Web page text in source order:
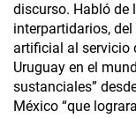
discurso. Habló de
interpartidarios, del
artificial al servicio
Uruguay en el
sustanciales”
México “que